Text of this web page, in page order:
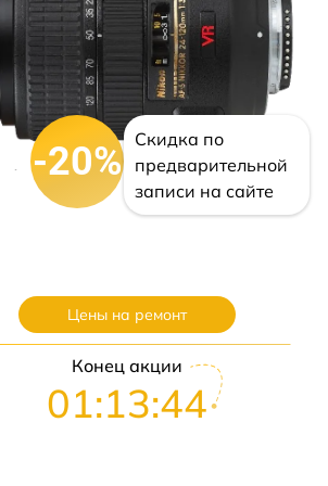
-20%
Скидка по
предварительной
записи на сайте
Цены на ремонт
Конец акции
01:13:43